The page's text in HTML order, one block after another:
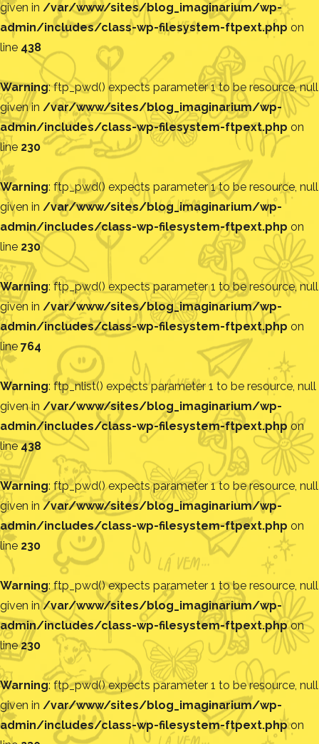
given in /var/www/sites/blog_imaginarium/wp-
admin/includes/class-wp-filesystem-ftpext.php on
line 438
Warning: ftp_pwd() expects parameter 1 to be resource, null
given in /var/www/sites/blog_imaginarium/wp-
admin/includes/class-wp-filesystem-ftpext.php on
line 230
Warning: ftp_pwd() expects parameter 1 to be resource, null
given in /var/www/sites/blog_imaginarium/wp-
admin/includes/class-wp-filesystem-ftpext.php on
line 230
Warning: ftp_pwd() expects parameter 1 to be resource, null
given in /var/www/sites/blog_imaginarium/wp-
admin/includes/class-wp-filesystem-ftpext.php on
line 764
Warning: ftp_nlist() expects parameter 1 to be resource, null
given in /var/www/sites/blog_imaginarium/wp-
admin/includes/class-wp-filesystem-ftpext.php on
line438
Warning: ftp_pwd() expects parameter 1 to be resource, null
given in /var/www/sites/blog_imaginarium/wp-
admin/includes/class-wp-filesystem-ftpext.php on
line 230
Warning: ftp_pwd() expects parameter 1 to be resource, null
given in/var/www/sites/blog_imaginarium/wp-
admin/includes/class-wp-filesystem-ftpext.phpon
line230
Warning: ftp_pwd() expects parameter 1 to be resource, null
given in /var/www/sites/blog_imaginarium/wp-
admin/includes/class-wp-filesystem-ftpext.phpon